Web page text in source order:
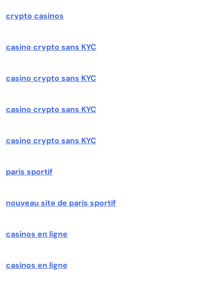
crypto casinos
casino crypto sans KYC
casino crypto sans KYC
casino crypto sans KYC
casino crypto sans KYC
paris sportif
nouveau site de paris sportif
casinos en ligne
casinos en ligne